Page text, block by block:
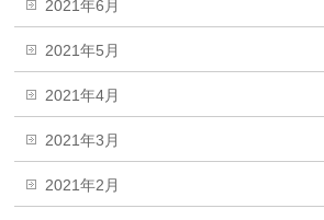
2021年6月
2021年5月
2021年4月
2021年3月
2021年2月